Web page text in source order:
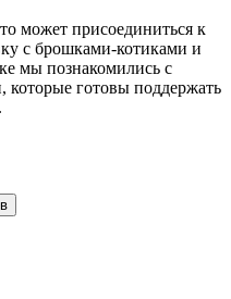
может присоединиться к
с брошками-котиками и
мы познакомились с
которые готовы поддержать